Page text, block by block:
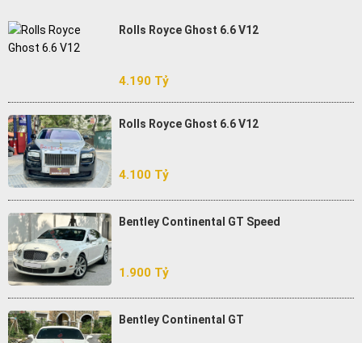
Rolls Royce Ghost 6.6 V12
4.190 Tỷ
Rolls Royce Ghost 6.6 V12
4.100 Tỷ
Bentley Continental GT Speed
1.900 Tỷ
Bentley Continental GT